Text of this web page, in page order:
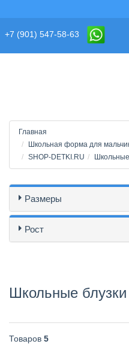
+7 (901) 547-58-63
Главная
Школьная форма для
SHOP-DETKI.RU
Школьные
Размеры
Рост
Школьные блузки
Товаров 5